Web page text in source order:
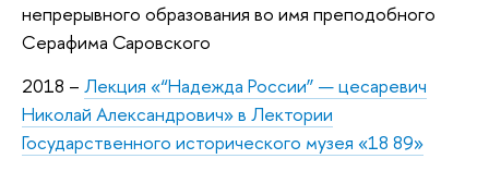
непрерывного образования во имя преподобного
Серафима Саровского
2018 – Лекция «“Надежда России” — цесаревич
Николай Александрович» в Лектории
Государственного исторического музея «18 89»